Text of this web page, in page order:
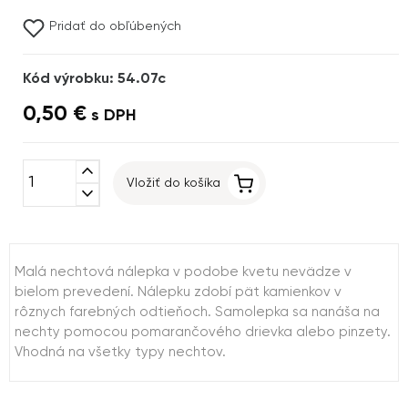
Pridať do obľúbených
Kód výrobku: 54.07c
0,50 € s DPH
expand_less
expand_more
Vložiť do košíka
Malá nechtová nálepka v podobe kvetu nevädze v
bielom prevedení. Nálepku zdobí pät kamienkov v
rôznych farebných odtieňoch. Samolepka sa nanáša na
nechty pomocou pomarančového drievka alebo pinzety.
Vhodná na všetky typy nechtov.